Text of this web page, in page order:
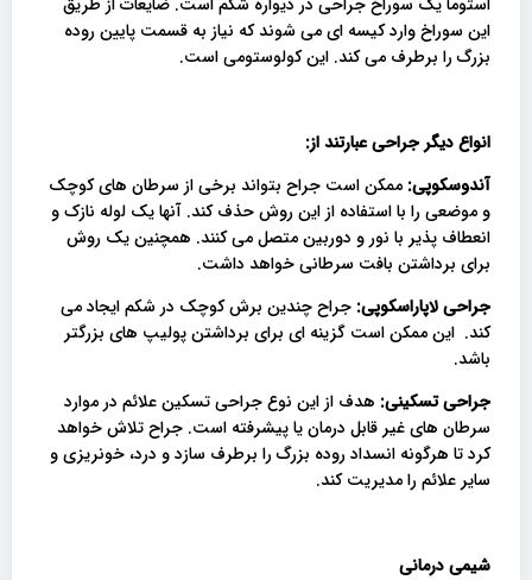
این سوراخ وارد کیسه ای می شوند که نیاز به قسمت پایین روده
بزرگ را برطرف می کند. این کولوستومی است.
انواع دیگر جراحی عبارتند از:
آندوسکوپی: ممکن است جراح بتواند برخی از سرطان های کوچک
و موضعی را با استفاده از این روش حذف کند. آنها یک لوله نازک و
انعطاف پذیر با نور و دوربین متصل می کنند. همچنین یک روش
برای برداشتن بافت سرطانی خواهد داشت.
جراحی لاپاراسکوپی: جراح چندین برش کوچک در شکم ایجاد می
کند. این ممکن است گزینه ای برای برداشتن پولیپ های بزرگتر
باشد.
جراحی تسکینی: هدف از این نوع جراحی تسکین علائم در موارد
سرطان های غیر قابل درمان یا پیشرفته است. جراح تلاش خواهد
کرد تا هرگونه انسداد روده بزرگ را برطرف سازد و درد، خونریزی و
سایر علائم را مدیریت کند.
شیمی درمانی